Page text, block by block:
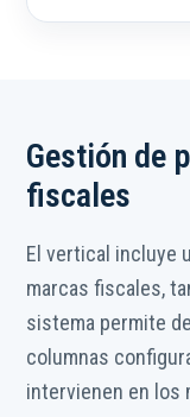
Gestión de
fiscales
El vertical incluye
marcas fiscales,
sistema permite
columnas
intervienen en los